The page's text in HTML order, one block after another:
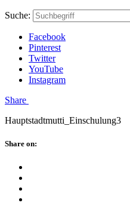
Skip
content
Hauptstadtmutti
Schließen
Search
Schließen
Suche:
Facebook
Pinterest
Twitter
YouTube
Instagram
Menü
Share
Hauptstadtmutti_Einschulung3
Schließen
Share on: